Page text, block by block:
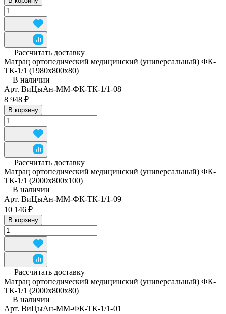
Рассчитать доставку
Матрац ортопедический медицинский (универсальный) ФК-
ТК-1/1 (1980x800x80)
В наличии
Арт. ВиЦыАн-ММ-ФК-ТК-1/1-08
8 948 ₽
В корзину
Рассчитать доставку
Матрац ортопедический медицинский (универсальный) ФК-
ТК-1/1 (2000x800x100)
В наличии
Арт. ВиЦыАн-ММ-ФК-ТК-1/1-09
10 146 ₽
В корзину
Рассчитать доставку
Матрац ортопедический медицинский (универсальный) ФК-
ТК-1/1 (2000x800x80)
В наличии
Арт. ВиЦыАн-ММ-ФК-ТК-1/1-01